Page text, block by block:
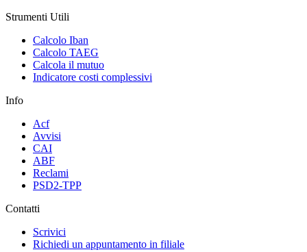
Strumenti Utili
Calcolo Iban
Calcolo TAEG
Calcola il mutuo
Indicatore costi complessivi
Info
Acf
Avvisi
CAI
ABF
Reclami
PSD2-TPP
Contatti
Scrivici
Richiedi un appuntamento in filiale